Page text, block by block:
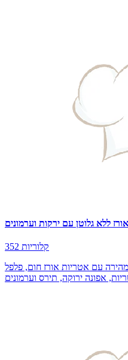
ללא גלוטן עם ירקות וערמונים
352 קלוריות
עם אטריות אורז חום, פלפל
אפונה ירוקה, תירס וערמונים